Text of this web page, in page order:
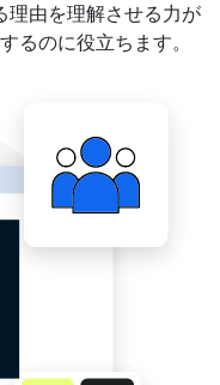
理由を理解させる力が
るのに役立ちます。